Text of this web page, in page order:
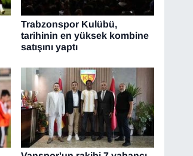
Trabzonspor Kulübü,
tarihinin en yüksek kombine
satışını yaptı